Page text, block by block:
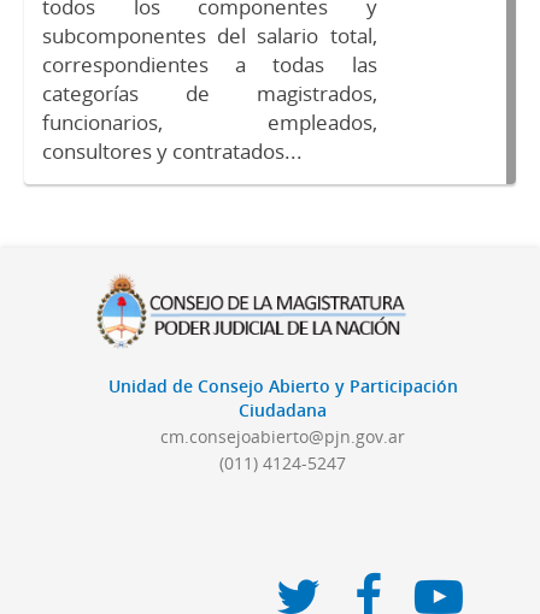
todos los componentes y
subcomponentes del salario total,
correspondientes a todas las
categorías de magistrados,
funcionarios, empleados,
consultores y contratados...
Unidad de Consejo Abierto y Participación
Ciudadana
cm.consejoabierto@pjn.gov.ar
(011) 4124-5247